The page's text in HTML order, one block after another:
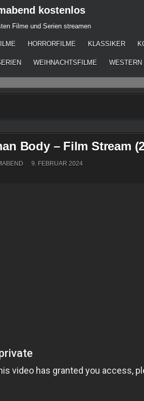
kostenlos
Filme und Serien streamen
HORRORFILME KLASSIKER
WEIHNACHTSFILME WESTERN
Body – Film Stream
9. FEBRUAR 2024